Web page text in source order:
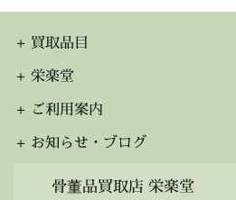
買取品目
栄楽堂
ご利用案内
お知らせ・ブログ
骨董品買取店 栄楽堂